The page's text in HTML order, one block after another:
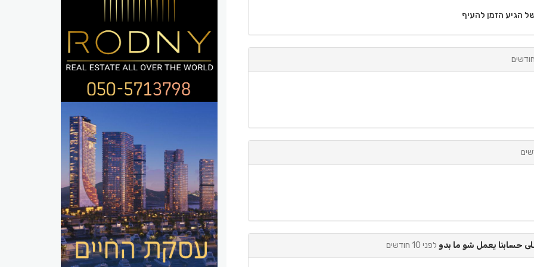
הגיע הזמן להעיף
حسابنا يعمل شو ما بدو לפני 10 חודשים